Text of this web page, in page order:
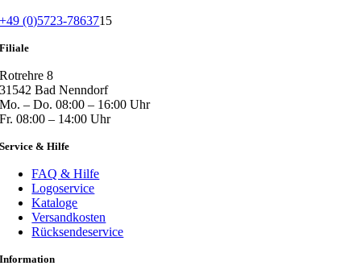
+49 (0)5723-7863715
Filiale
Rotrehre 8
31542 Bad Nenndorf
Mo. – Do. 08:00 – 16:00 Uhr
Fr. 08:00 – 14:00 Uhr
Service & Hilfe
FAQ & Hilfe
Logoservice
Kataloge
Versandkosten
Rücksendeservice
Information